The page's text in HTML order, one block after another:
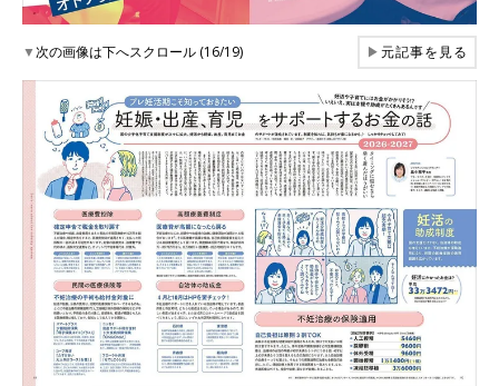
▼次の画像は下へスクロール (16/19) ▶元記事を見る